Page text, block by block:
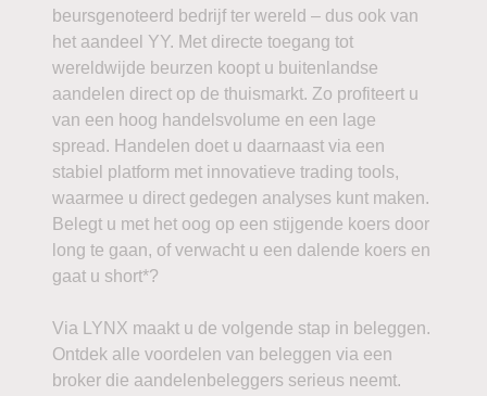
beursgenoteerd bedrijf ter wereld – dus ook van
het aandeel YY. Met directe toegang tot
wereldwijde beurzen koopt u buitenlandse
aandelen direct op de thuismarkt. Zo profiteert u
van een hoog handelsvolume en een lage
spread. Handelen doet u daarnaast via een
stabiel platform met innovatieve trading tools,
waarmee u direct gedegen analyses kunt maken.
Belegt u met het oog op een stijgende koers door
long te gaan, of verwacht u een dalende koers en
gaat u short*?
Via LYNX maakt u de volgende stap in beleggen.
Ontdek alle voordelen van beleggen via een
broker die aandelenbeleggers serieus neemt.